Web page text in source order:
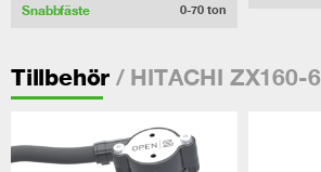
Snabbfäste 0-70 ton
Tillbehör / HITACHI ZX160-6